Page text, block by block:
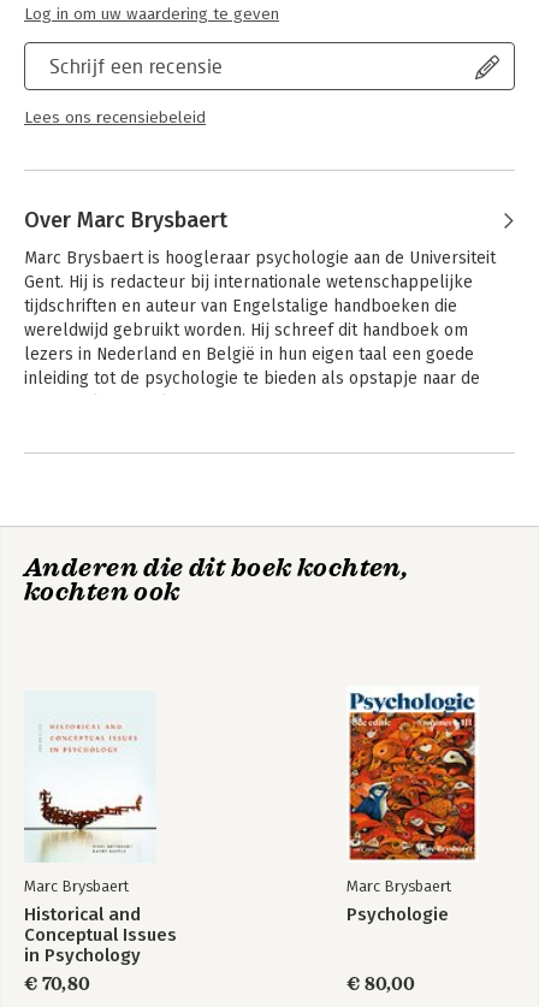
biologische, cognitieve en sociaal-culturele factoren te
is om de bijdragen van de psychologie aan de maatschappij te
begrijpen en om nieuwe beweringen kritisch te bekijken. Het
boek bevat een uitgebreid trefwoordenregister en een
gedegen bibliografie, die de lezer in staat stelt om
De opbouw en vormgeving is didactisch geoptimaliseerd, met
onder andere samenvattingen na elke paragraaf en een
kernbegrippenlijst, zodat psychologie studeren efficiënt én
aangenaam wordt. Het boek bevat online toetsen met
interactieve meerkeuzevragen, geïntegreerd via QR-codes.
Schrijf een recensie
Lees ons recensiebeleid
Log in om uw waardering te geven
Over Marc Brysbaert
Marc Brysbaert is hoogleraar psychologie aan de Universiteit
Gent. Hij is redacteur bij internationale wetenschappelijke
tijdschriften en auteur van Engelstalige handboeken die
wereldwijd gebruikt worden. Hij schreef dit handboek om
lezers in Nederland en België in hun eigen taal een goede
inleiding tot de psychologie te bieden als opstapje naar de
Andere boeken door Marc
Historical and
Conceptual Issues
in Psychology
Psychologie
Bekijk alle boeken
Anderen die dit boek kochten,
kochten ook
Marc Brysbaert
Historical and
Conceptual Issues
in Psychology
€ 70,80
Marc Brysbaert
Psychologie
€ 80,00